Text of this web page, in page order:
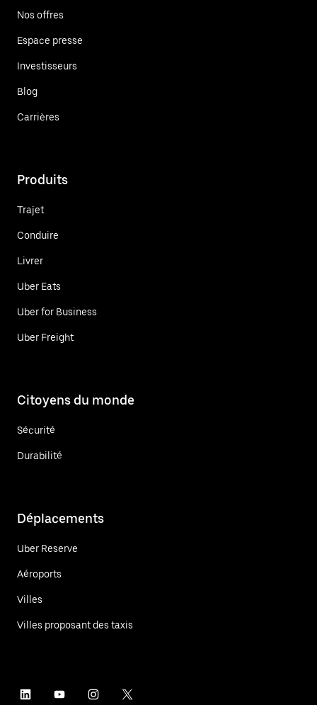
Nos offres
Espace presse
Investisseurs
Blog
Carrières
Produits
Trajet
Conduire
Livrer
Uber Eats
Uber for Business
Uber Freight
Citoyens du monde
Sécurité
Durabilité
Déplacements
Uber Reserve
Aéroports
Villes
Villes proposant des taxis